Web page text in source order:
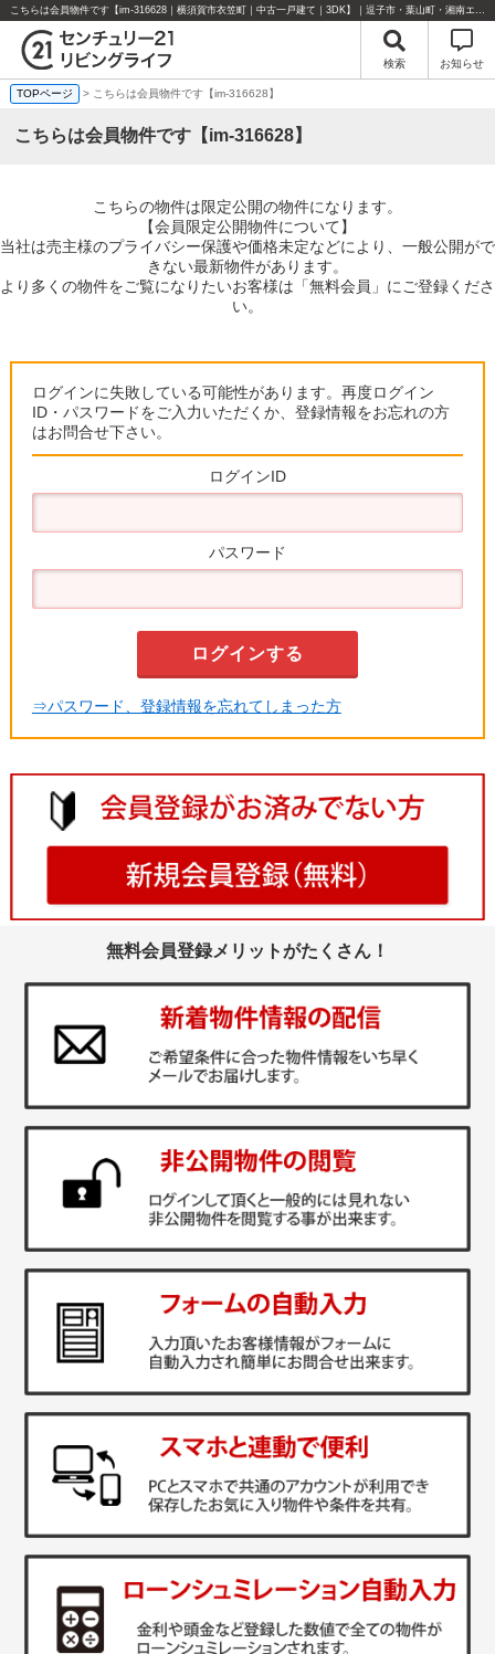
こちらは会員物件です【im-316628｜横須賀市衣笠町｜中古一戸建て｜3DK】｜逗子市・葉山町・湘南エリアの不動産のことならセンチュリー21リビングライフにお任せください！
検索 お知らせ
TOPページ > こちらは会員物件です【im-316628】
こちらは会員物件です【im-316628】
こちらの物件は限定公開の物件になります。
【会員限定公開物件について】
当社は売主様のプライバシー保護や価格未定などにより、一般公開がで
きない最新物件があります。
より多くの物件をご覧になりたいお客様は「無料会員」にご登録くださ
い。
ログインに失敗している可能性があります。再度ログイン
ID・パスワードをご入力いただくか、登録情報をお忘れの方
はお問合せ下さい。
ログインID
パスワード
⇒パスワード、登録情報を忘れてしまった方
無料会員登録メリットがたくさん！